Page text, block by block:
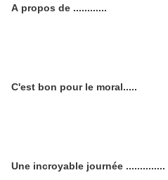
A propos de ............
C'est bon pour le moral.....
Une incroyable journée ..............